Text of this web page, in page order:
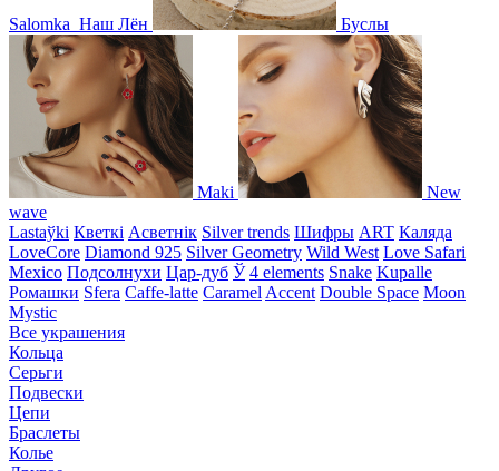
Salomka Наш Лён Буслы
Maki
New
wave
Lastaўki Кветкі Асветнiк Silver trends Шифры ART Каляда
LoveCore Diamond 925 Silver Geometry Wild West Love Safari
Mexico Подсолнухи Цар-дуб Ў 4 elements Snake Kupalle
Ромашки Sfera Caffe-latte Caramel Accent Double Space Moon
Mystic
Все украшения
Кольца
Серьги
Подвески
Цепи
Браслеты
Колье